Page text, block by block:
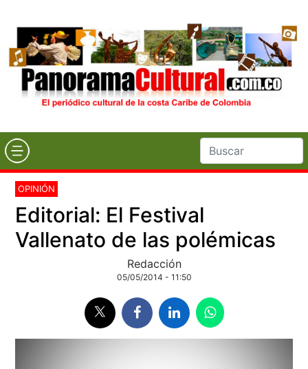
OPINIÓN
Editorial: El Festival
Vallenato de las polémicas
Redacción
05/05/2014 - 11:50